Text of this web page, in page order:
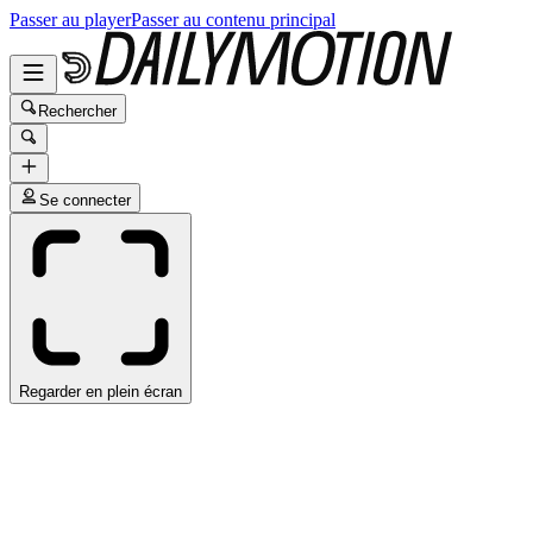
Passer au playerPasser au contenu principal
Rechercher
Se connecter
Regarder en plein écran